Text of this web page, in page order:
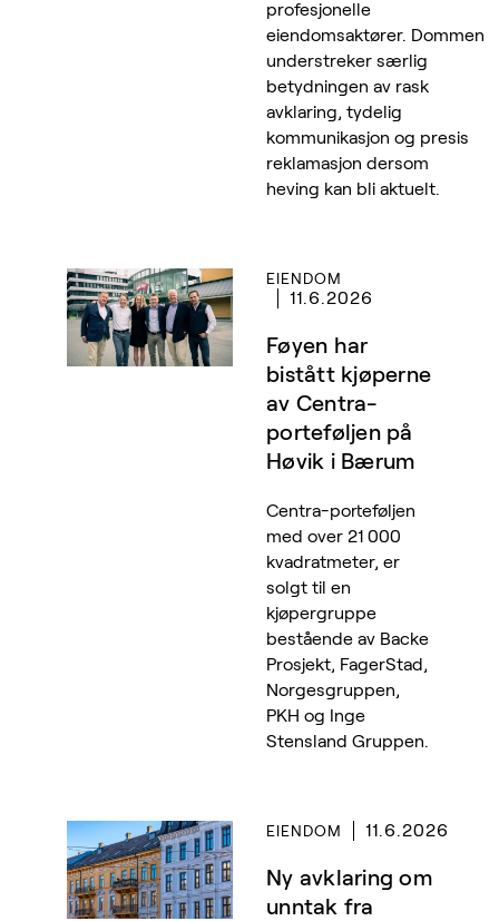
profesjonelle
eiendomsaktører. Dommen
understreker særlig
betydningen av rask
avklaring, tydelig
kommunikasjon og presis
reklamasjon dersom
heving kan bli aktuelt.
EIENDOM
11.6.2026
Føyen har
bistått kjøperne
av Centra-
porteføljen på
Høvik i Bærum
Centra-porteføljen
med over 21 000
kvadratmeter, er
solgt til en
kjøpergruppe
bestående av Backe
Prosjekt, FagerStad,
Norgesgruppen,
PKH og Inge
Stensland Gruppen.
EIENDOM 11.6.2026
Ny avklaring om
unntak fra